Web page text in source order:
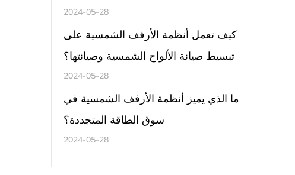
2024-05-28
كيف تعمل أنظمة الأرفف الشمسية على
تبسيط صيانة الألواح الشمسية وصيانتها؟
2024-05-28
ما الذي يميز أنظمة الأرفف الشمسية في
سوق الطاقة المتجددة؟
2024-05-28